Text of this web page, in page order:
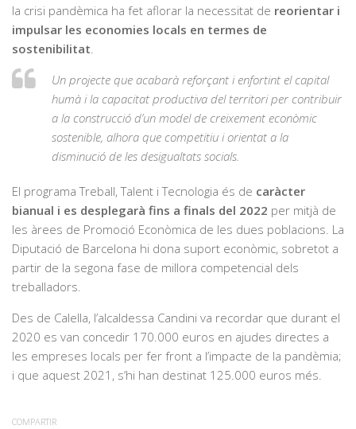
la crisi pandèmica ha fet aflorar la necessitat de reorientar i
impulsar les economies locals en termes de
sostenibilitat
Un projecte que acabarà reforçant i enfortint el capital
humà i la capacitat productiva del territori per contribuir
a la construcció d’un model de creixement econòmic
sostenible, alhora que competitiu i orientat a la
disminució de les desigualtats socials.
El programa Treball, Talent i Tecnologia és de caràcter
bianual i es desplegarà fins a finals del 2022 per mitjà de
les àrees de Promoció Econòmica de les dues poblacions. La
Diputació de Barcelona hi dona suport econòmic, sobretot a
partir de la segona fase de millora competencial dels
treballadors.
Des de Calella, l’alcaldessa Candini va recordar que durant el
2020 es van concedir 170.000 euros en ajudes directes a
les empreses locals per fer front a l’impacte de la pandèmia;
i que aquest 2021, s’hi han destinat 125.000 euros més.
COMPARTIR